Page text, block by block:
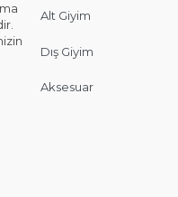
Alt Giyim
Dış Giyim
Aksesuar